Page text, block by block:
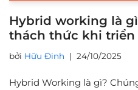
Hybrid working là
thách thức khi triển
bởi Hữu Đinh 24/10/2025
Hybrid Working là gì?